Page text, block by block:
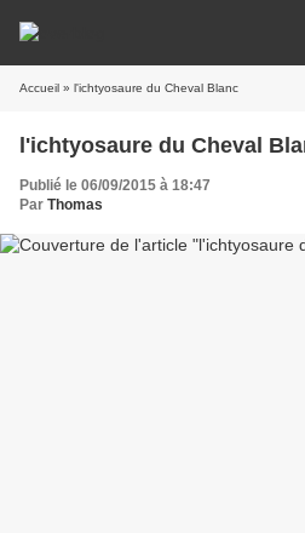
Accueil » l'ichtyosaure du Cheval Blanc
l'ichtyosaure du Cheval
Publié le 06/09/2015 à 18:47
Par Thomas